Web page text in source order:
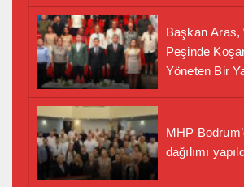
Başkan Aras,
Peşinde
Yöneten Bir
MHP
dağılımı